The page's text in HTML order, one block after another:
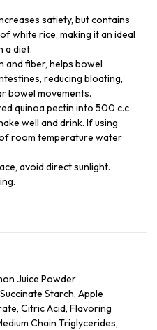
satiety, but contains
white rice, making it an ideal
a diet.
and fiber, helps bowel
reducing bloating,
bowel movements.
quinoa pectin into 500 c.c.
well and drink. If using
room temperature water
avoid direct sunlight.
Juice Powder
Starch, Apple
Citric Acid, Flavoring
Chain Triglycerides,